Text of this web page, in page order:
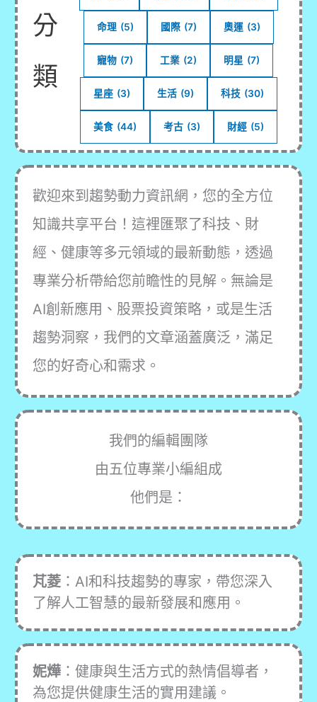
箏
砸
破
相
分
類
命理 (5) 國際 (7) 奧運 (3)
寵物 (7) 工業 (2) 明星 (7)
星座 (3) 生活 (9) 科技 (30)
美食 (44) 考古 (3) 財經 (5)
歡迎來到趨勢動力資訊網，您的全方位
知識共享平台！這裡匯聚了科技、財
經、健康等多元領域的最新動態，透過
專業分析帶給您前瞻性的見解。無論是
AI創新應用、股票投資策略，或是生活
趨勢洞察，我們的文章涵蓋廣泛，滿足
您的好奇心和需求。
我們的編輯團隊
由五位專業小編組成
他們是：
芃菱：AI和科技趨勢的專家，帶您深入
了解人工智慧的最新發展和應用。
妮燁：健康與生活方式的熱情倡導者，
為您提供健康生活的實用建議。